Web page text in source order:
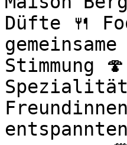
Düfte 🍴
Stimmung